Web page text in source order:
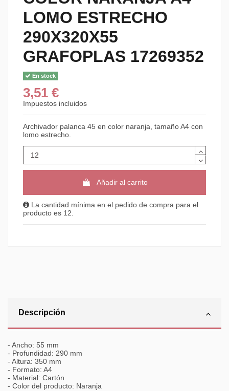
LOMO ESTRECHO
290X320X55
GRAFOPLAS 17269352
En stock
3,51 €
Impuestos incluidos
Archivador palanca 45 en color naranja, tamaño A4 con
lomo estrecho.
Añadir al carrito
La cantidad mínima en el pedido de compra para el
producto es 12.
Descripción
- Ancho: 55 mm
- Profundidad: 290 mm
- Altura: 350 mm
- Formato: A4
- Material: Cartón
- Color del producto: Naranja